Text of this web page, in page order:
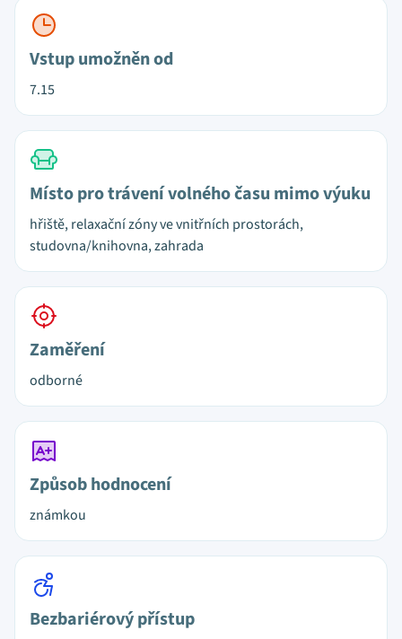
Vstup umožněn od
7.15
Místo pro trávení volného času mimo výuku
hřiště, relaxační zóny ve vnitřních prostorách,
studovna/knihovna, zahrada
Zaměření
odborné
Způsob hodnocení
známkou
Bezbariérový přístup